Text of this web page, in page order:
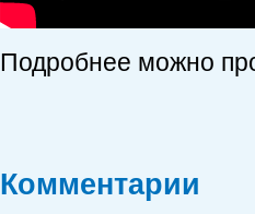
Подробнее можно
Комментарии